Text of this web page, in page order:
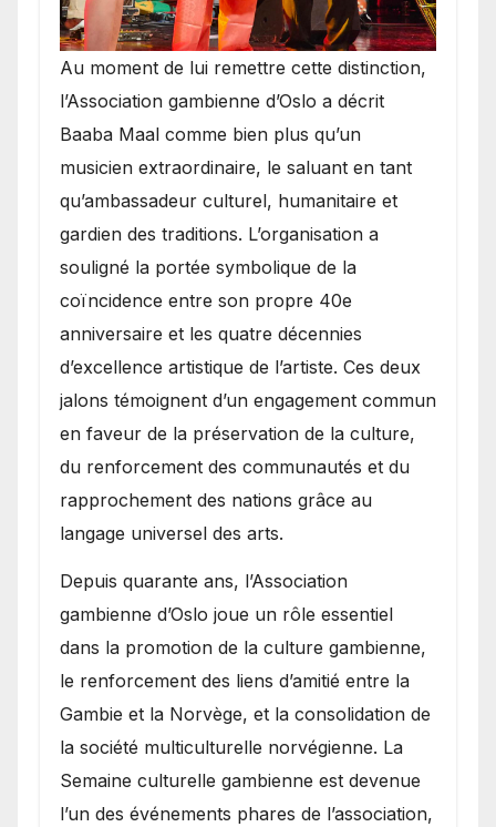
​Au moment de lui remettre cette distinction,
l’Association gambienne d’Oslo a décrit
Baaba Maal comme bien plus qu’un
musicien extraordinaire, le saluant en tant
qu’ambassadeur culturel, humanitaire et
gardien des traditions. L’organisation a
souligné la portée symbolique de la
coïncidence entre son propre 40e
anniversaire et les quatre décennies
d’excellence artistique de l’artiste. Ces deux
jalons témoignent d’un engagement commun
en faveur de la préservation de la culture,
du renforcement des communautés et du
rapprochement des nations grâce au
langage universel des arts.
​Depuis quarante ans, l’Association
gambienne d’Oslo joue un rôle essentiel
dans la promotion de la culture gambienne,
le renforcement des liens d’amitié entre la
Gambie et la Norvège, et la consolidation de
la société multiculturelle norvégienne. La
Semaine culturelle gambienne est devenue
l’un des événements phares de l’association,